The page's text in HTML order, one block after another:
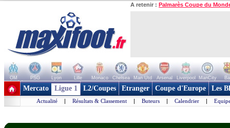
A retenir : Palmarès Coupe du
OM PSG Lyon Lille Monaco Chelsea Man Utd Arsenal Liverpool ManCity
+ de clubs
Mercato Ligue 1 L2/Coupes Etranger Coupe d'Europe Les
Actualité | Résultats & Classement | Buteurs | Calendrier |